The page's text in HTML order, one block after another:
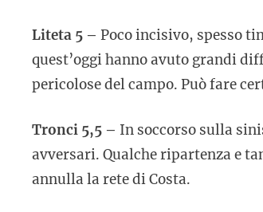
Liteta 5 – Poco incisivo, spesso
quest’oggi hanno avuto grandi
pericolose del campo. Può fare
Tronci 5,5 – In soccorso sulla
avversari. Qualche ripartenza e
annulla la rete di Costa.